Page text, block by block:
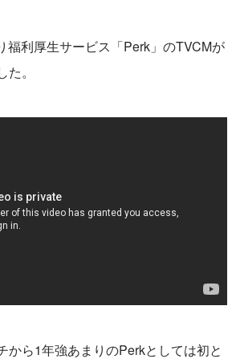
福利厚生サービス「Perk」のTVCMが
。
から1年強あまりのPerkとしては初と